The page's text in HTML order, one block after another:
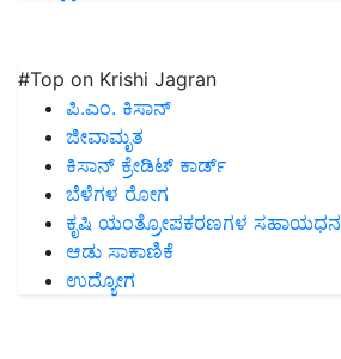
#Top on Krishi Jagran
ಪಿ.ಎಂ. ಕಿಸಾನ್
ಜೀವಾಮೃತ
ಕಿಸಾನ್ ಕ್ರೇಡಿಟ್ ಕಾರ್ಡ್
ಬೆಳೆಗಳ ರೋಗ
ಕೃಷಿ ಯಂತ್ರೋಪಕರಣಗಳ ಸಹಾಯಧನ
ಆಡು ಸಾಕಾಣಿಕೆ
ಉದ್ಯೋಗ